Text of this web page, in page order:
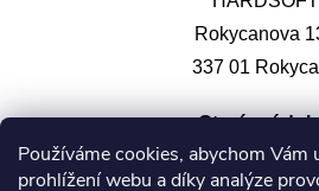
Používáme cookies, abychom
prohlížení webu a díky analýze
Rokycanova
337 01
Otevírací